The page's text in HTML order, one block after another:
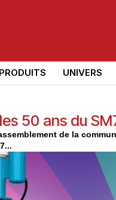
PRODUITS UNIVERS
50 ans du
de la